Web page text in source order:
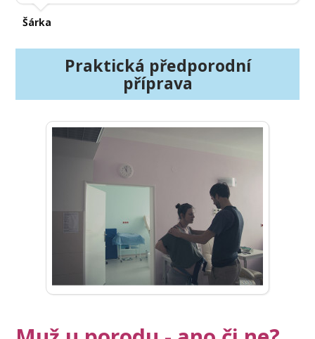
Šárka
Praktická předporodní
příprava